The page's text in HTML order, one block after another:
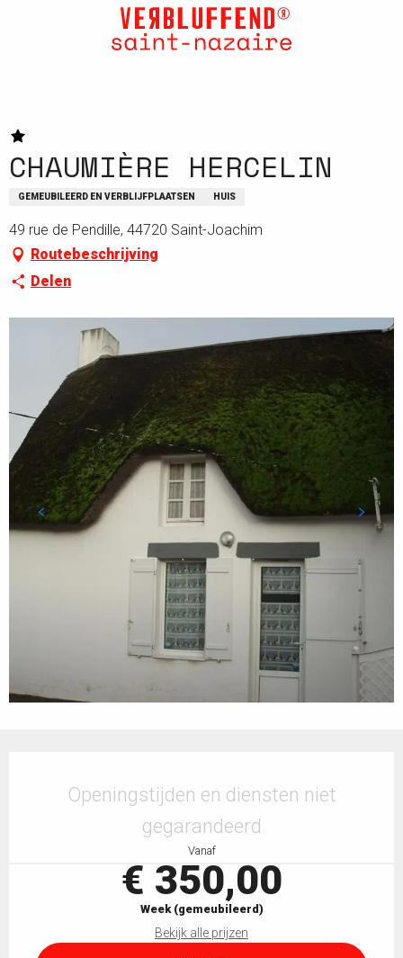
CHAUMIÈRE HERCELIN
GEMEUBILEERD EN VERBLIJFPLAATSEN HUIS
49 rue de Pendille, 44720 Saint-Joachim
Routebeschrijving
Delen
Openingstijden en diensten niet
gegarandeerd
Vanaf
€ 350,00
Week (gemeubileerd)
Bekijk alle prijzen